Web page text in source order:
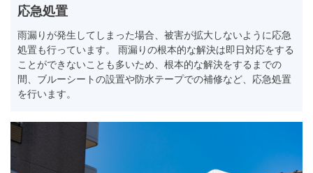
応急処置
雨漏りが発生してしまった場合、被害が拡大しないように応急
処置も行っています。 雨漏りの根本的な解決は即日対応をする
ことができないことも多いため、根本的な解決をするまでの
間、ブルーシートの設置や防水テープでの補修など、応急処置
を行います。